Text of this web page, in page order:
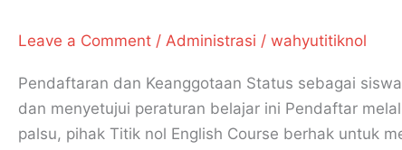
Leave a Comment / Administrasi / wahyutitiknol
Pendaftaran dan Keanggotaan Status sebagai
dan menyetujui peraturan belajar ini Pendaftar
palsu, pihak Titik nol English Course berhak untuk
Beasiswa